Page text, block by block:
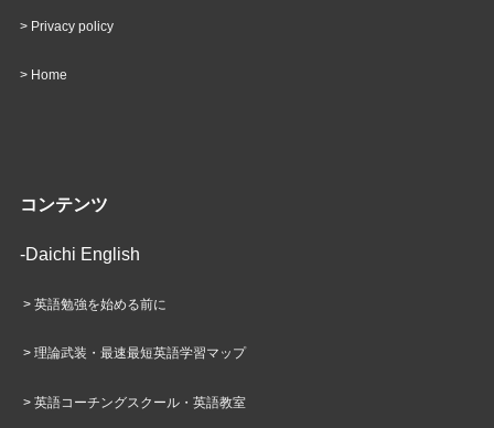
> Privacy policy
> Home
コンテンツ
-Daichi English
> 英語勉強を始める前に
> 理論武装・最速最短英語学習マップ
> 英語コーチングスクール・英語教室